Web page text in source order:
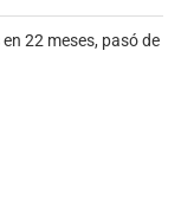
22 meses, pasó de